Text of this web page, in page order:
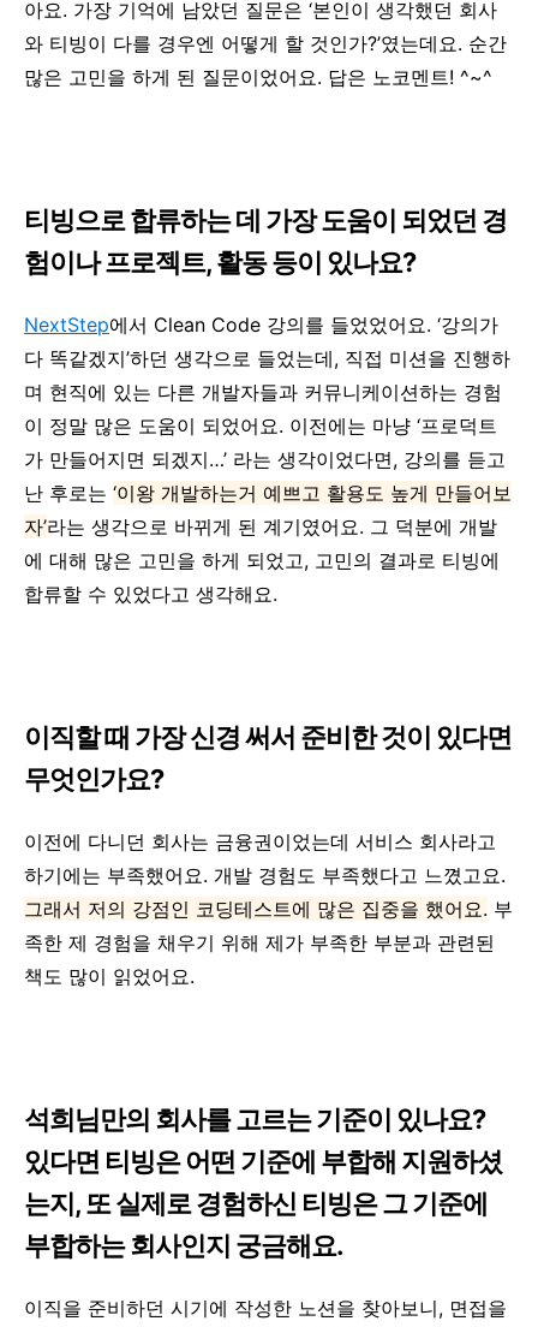
아요. 가장 기억에 남았던 질문은 ‘본인이 생각했던 회사
와 티빙이 다를 경우엔 어떻게 할 것인가?’였는데요. 순간
많은 고민을 하게 된 질문이었어요. 답은 노코멘트! ^~^
티빙으로 합류하는 데 가장 도움이 되었던 경
험이나 프로젝트, 활동 등이 있나요?
NextStep에서 Clean Code 강의를 들었었어요. ‘강의가
다 똑같겠지’하던 생각으로 들었는데, 직접 미션을 진행하
며 현직에 있는 다른 개발자들과 커뮤니케이션하는 경험
이 정말 많은 도움이 되었어요. 이전에는 마냥 ‘프로덕트
가 만들어지면 되겠지…’ 라는 생각이었다면, 강의를 듣고
난 후로는 ‘이왕 개발하는거 예쁘고 활용도 높게 만들어보
자’라는 생각으로 바뀌게 된 계기였어요. 그 덕분에 개발
에 대해 많은 고민을 하게 되었고, 고민의 결과로 티빙에
합류할 수 있었다고 생각해요.
이직할 때 가장 신경 써서 준비한 것이 있다면
무엇인가요?
이전에 다니던 회사는 금융권이었는데 서비스 회사라고
하기에는 부족했어요. 개발 경험도 부족했다고 느꼈고요.
그래서 저의 강점인 코딩테스트에 많은 집중을 했어요. 부
족한 제 경험을 채우기 위해 제가 부족한 부분과 관련된
책도 많이 읽었어요.
석희님만의 회사를 고르는 기준이 있나요?
있다면 티빙은 어떤 기준에 부합해 지원하셨
는지, 또 실제로 경험하신 티빙은 그 기준에
부합하는 회사인지 궁금해요.
이직을 준비하던 시기에 작성한 노션을 찾아보니, 면접을